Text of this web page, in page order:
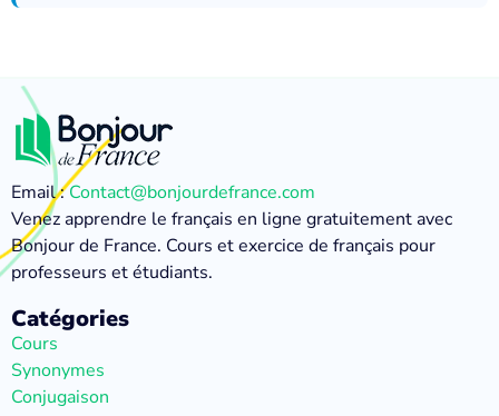
Email :Contact@bonjourdefrance.com
Venez apprendre le français en ligne gratuitement avec
Bonjour de France. Cours et exercice de français pour
professeurs et étudiants.
Catégories
Cours
Synonymes
Conjugaison